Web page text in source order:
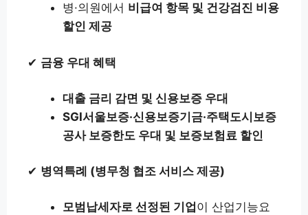
병·의원에서 비급여 항목 및 건강검진 비용
할인 제공
✔ 금융 우대 혜택
대출 금리 감면 및 신용보증 우대
SGI서울보증·신용보증기금·주택도시보증
공사 보증한도 우대 및 보증보험료 할인
✔ 병역특례 (병무청 협조 서비스 제공)
모범납세자로 선정된 기업 이 산업기능요